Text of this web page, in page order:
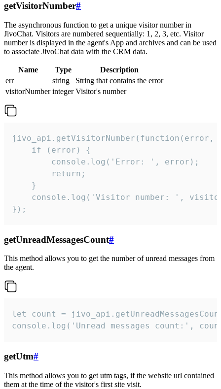
getVisitorNumber#
The asynchronous function to get a unique visitor number in
JivoChat. Visitors are numbered sequentially: 1, 2, 3, etc. Visitor
number is displayed in the agent's App and archives and can be used
to associate JivoChat data with the CRM data.
Name Type
Description
err
string
String that contains the error
visitorNumber integer Visitor's number
jivo_api.getVisitorNumber(function(error,
    if (error) {
        console.log('Error: ', error);
        return;
    }
console.log('Visitor number: ',
});
getUnreadMessagesCount#
This method allows you to get the number of unread messages from
the agent.
let count =
console.log('Unread messages count:',
getUtm#
This method allows you to get utm tags, if the website url contained
them at the time of the visitor's first site visit.